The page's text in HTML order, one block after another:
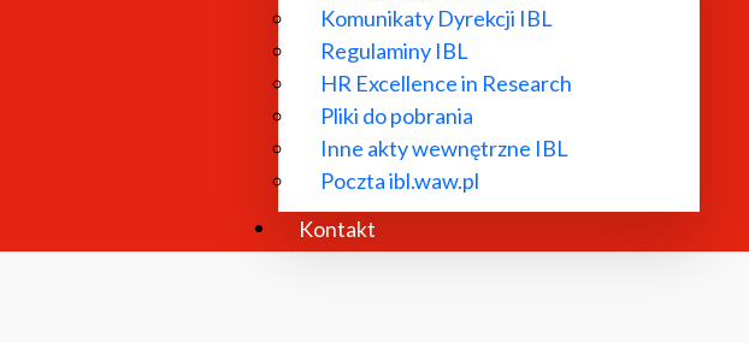
Komunikaty Dyrekcji IBL
Regulaminy IBL
HR Excellence in Research
Pliki do pobrania
Inne akty wewnętrzne IBL
Poczta ibl.waw.pl
Kontakt